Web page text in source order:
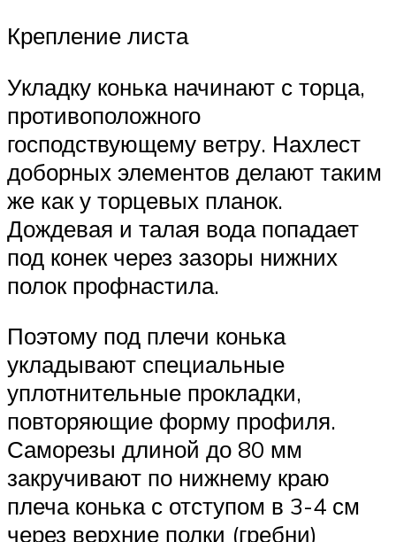
Крепление листа
Укладку конька начинают с торца,
противоположного
господствующему ветру. Нахлест
доборных элементов делают таким
же как у торцевых планок.
Дождевая и талая вода попадает
под конек через зазоры нижних
полок профнастила.
Поэтому под плечи конька
укладывают специальные
уплотнительные прокладки,
повторяющие форму профиля.
Саморезы длиной до 80 мм
закручивают по нижнему краю
плеча конька с отступом в 3-4 см
через верхние полки (гребни)